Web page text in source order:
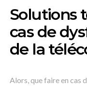
Solutions
cas de
de la
Alors, que faire en cas